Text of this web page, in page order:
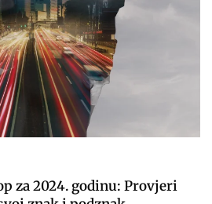
za 2024. godinu: Provjeri